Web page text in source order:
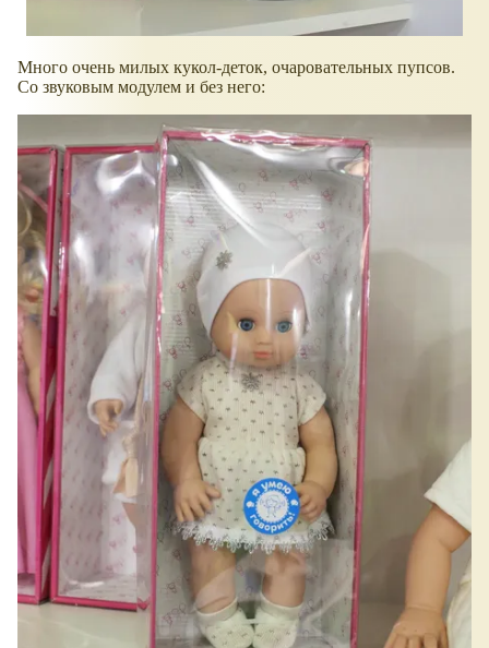
Много очень милых кукол-деток, очаровательных пупсов.
Со звуковым модулем и без него: